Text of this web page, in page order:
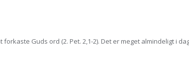
Guds ord (2. Pet. 2,1-2). Det er meget almindeligt i